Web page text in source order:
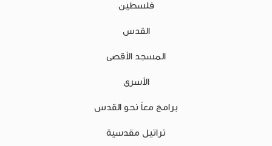
فلسطين
القدس
المسجد الأقصى
الأسرى
برامج معاً نحو القدس
تراتيل مقدسية